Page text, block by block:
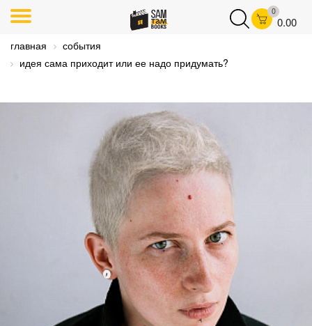
0
0.00
главная
события
идея сама приходит или ее надо придумать?